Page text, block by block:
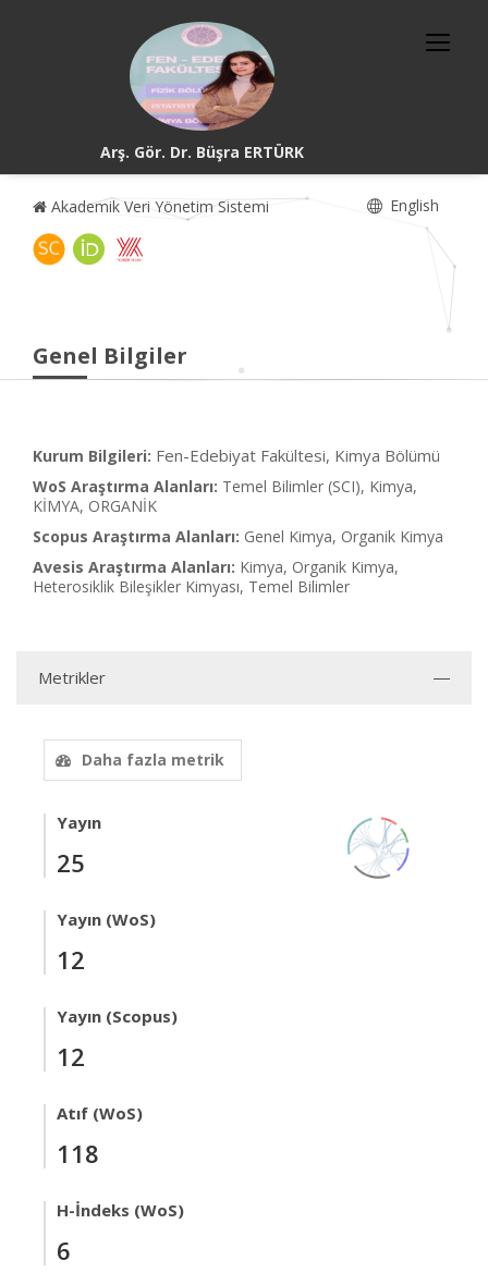
Arş. Gör. Dr. Büşra ERTÜRK
Akademik Veri Yönetim Sistemi English
Genel Bilgiler
Kurum Bilgileri: Fen-Edebiyat Fakültesi, Kimya Bölümü
WoS Araştırma Alanları: Temel Bilimler (SCI), Kimya,
KİMYA, ORGANİK
Scopus Araştırma Alanları: Genel Kimya, Organik Kimya
Avesis Araştırma Alanları: Kimya, Organik Kimya,
Heterosiklik Bileşikler Kimyası, Temel Bilimler
Metrikler
Daha fazla metrik
Yayın
25
Yayın (WoS)
12
Yayın (Scopus)
12
Atıf (WoS)
118
H-İndeks (WoS)
6